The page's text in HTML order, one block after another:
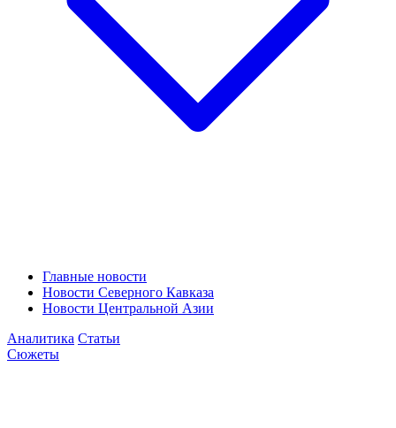
Главные новости
Новости Северного Кавказа
Новости Центральной Азии
Аналитика Статьи
Сюжеты